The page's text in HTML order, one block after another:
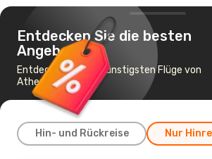
Entdecken Sie die besten
Angebote
Entdecken Sie die günstigsten Flüge von
Athen nach Berlin
Hin- und Rückreise Nur